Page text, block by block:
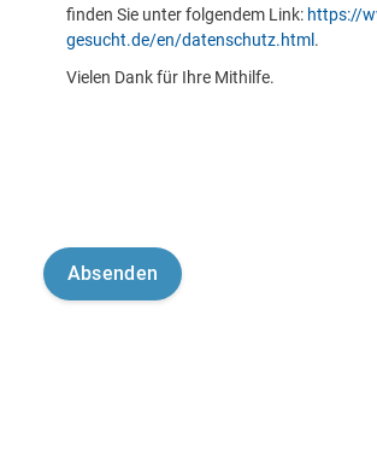
finden Sie unter folgendem Link: https://
gesucht.de/en/datenschutz.html .
Vielen Dank für Ihre Mithilfe.